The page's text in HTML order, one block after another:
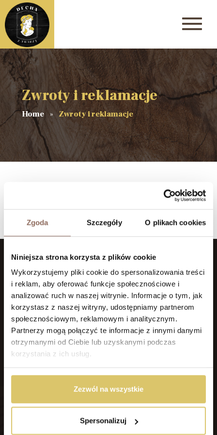
Zgoda Szczegóły O plikach cookies
Niniejsza strona korzysta z plików cookie
Wykorzystujemy pliki cookie do spersonalizowania treści
i reklam, aby oferować funkcje społecznościowe i
analizować ruch w naszej witrynie. Informacje o tym, jak
korzystasz z naszej witryny, udostępniamy partnerom
społecznościowym, reklamowym i analitycznym.
Partnerzy mogą połączyć te informacje z innymi danymi
otrzymanymi od Ciebie lub uzyskanymi podczas
korzystania z ich usług.
Zezwól na wszystkie
Spersonalizuj
Zwroty i reklamacje
Home Zwroty i reklamacje
Produkt sprzedawany przeze mnie jest spersonalizowany i nie
Zajmujemy się tworzeniem wyjątkowych drewnianych
portretów . Obrazy tworzone są za pomocą
profesjonalnej frezarki CNC – jesteśmy w stanie stworzyć
służącym jako wzór.